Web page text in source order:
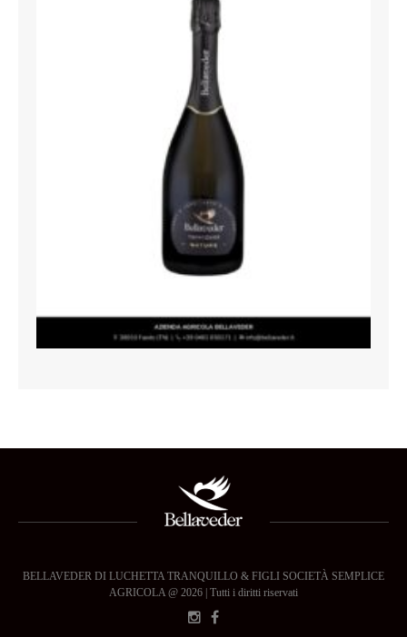
BELLAVEDER DI LUCHETTA TRANQUILLO & FIGLI SOCIETÀ SEMPLICE
AGRICOLA @ 2026 | Tutti i diritti riservati